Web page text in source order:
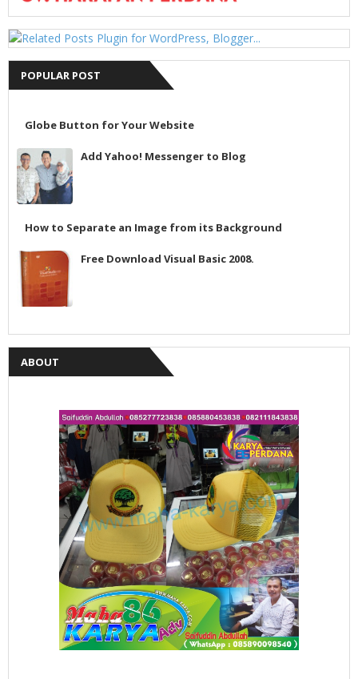
POPULAR POST
Globe Button for Your Website
Add Yahoo! Messenger to Blog
How to Separate an Image from its Background
Free Download Visual Basic 2008.
ABOUT